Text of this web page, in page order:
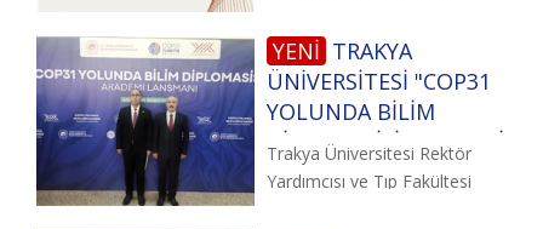
DİZİNLERİNE KABUL
EDİLDİ
YENİ TRAKYA
ÜNİVERSİTESİ "COP31
YOLUNDA BİLİM
DİPLOMASİSİ: AKADEMİ
LANSMANI"NA KATILDI
Trakya Üniversitesi Rektör
Yardımcısı ve Tıp Fakültesi